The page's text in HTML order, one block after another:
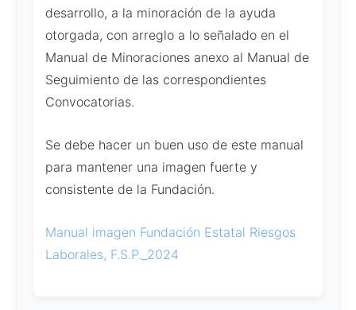
desarrollo, a la minoración de la ayuda
otorgada, con arreglo a lo señalado en el
Manual de Minoraciones anexo al Manual de
Seguimiento de las correspondientes
Convocatorias.
Se debe hacer un buen uso de este manual
para mantener una imagen fuerte y
consistente de la Fundación.
Manual imagen Fundación Estatal Riesgos
Laborales, F.S.P._2024